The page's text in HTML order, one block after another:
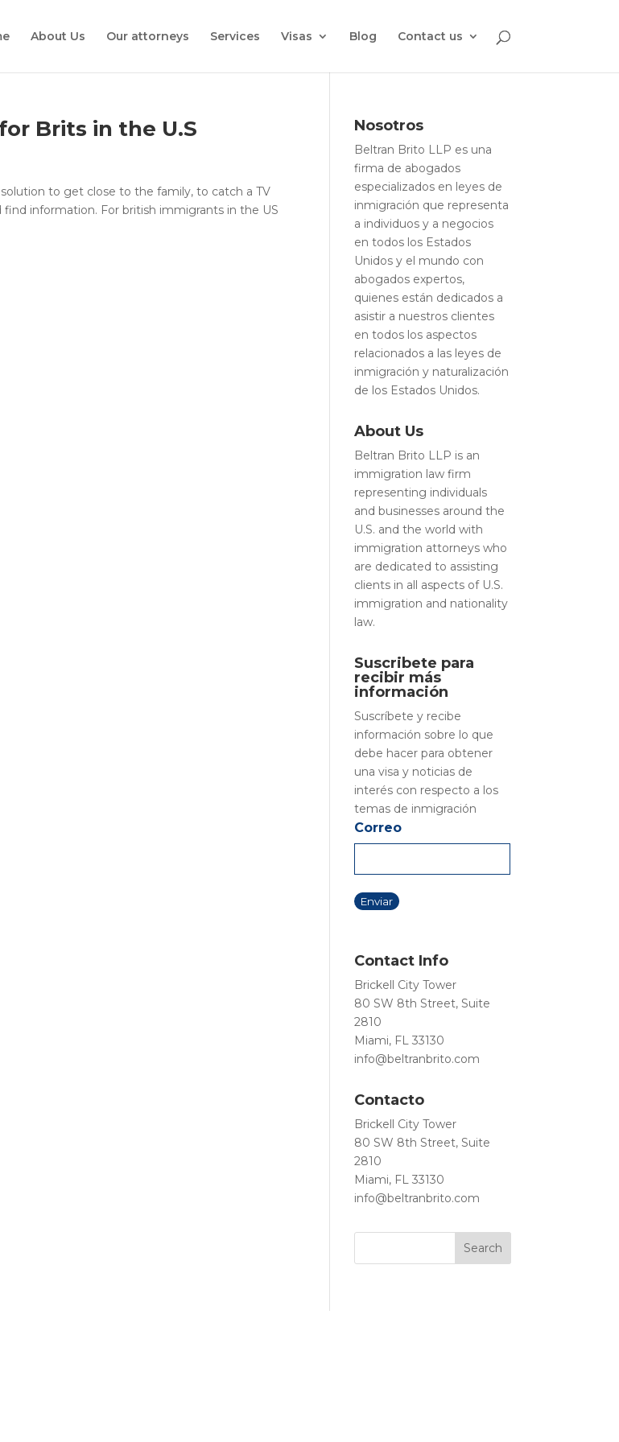
About Us Our attorneys Services Visas Blog Contact us
Brits in the U.S
to get close to the family, to catch a TV
information. For british immigrants in the US
Nosotros
Beltran Brito LLP es una
firma de abogados
especializados en leyes de
inmigración que representa
a individuos y a negocios
en todos los Estados
Unidos y el mundo con
abogados expertos,
quienes están dedicados a
asistir a nuestros clientes
en todos los aspectos
relacionados a las leyes de
inmigración y naturalización
de los Estados Unidos.
About Us
Beltran Brito LLP is an
immigration law firm
representing individuals
and businesses around the
U.S. and the world with
immigration attorneys who
are dedicated to assisting
clients in all aspects of U.S.
immigration and nationality
law.
Suscribete para
recibir más
información
Suscríbete y recibe
información sobre lo que
debe hacer para obtener
una visa y noticias de
interés con respecto a los
temas de inmigración
Correo
Contact Info
Brickell City Tower
80 SW 8th Street, Suite
2810
Miami, FL 33130
info@beltranbrito.com
Contacto
Brickell City Tower
80 SW 8th Street, Suite
2810
Miami, FL 33130
info@beltranbrito.com